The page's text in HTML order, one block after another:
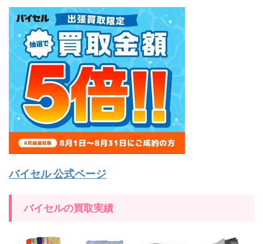
バイセル 公式ページ
バイセルの買取実績